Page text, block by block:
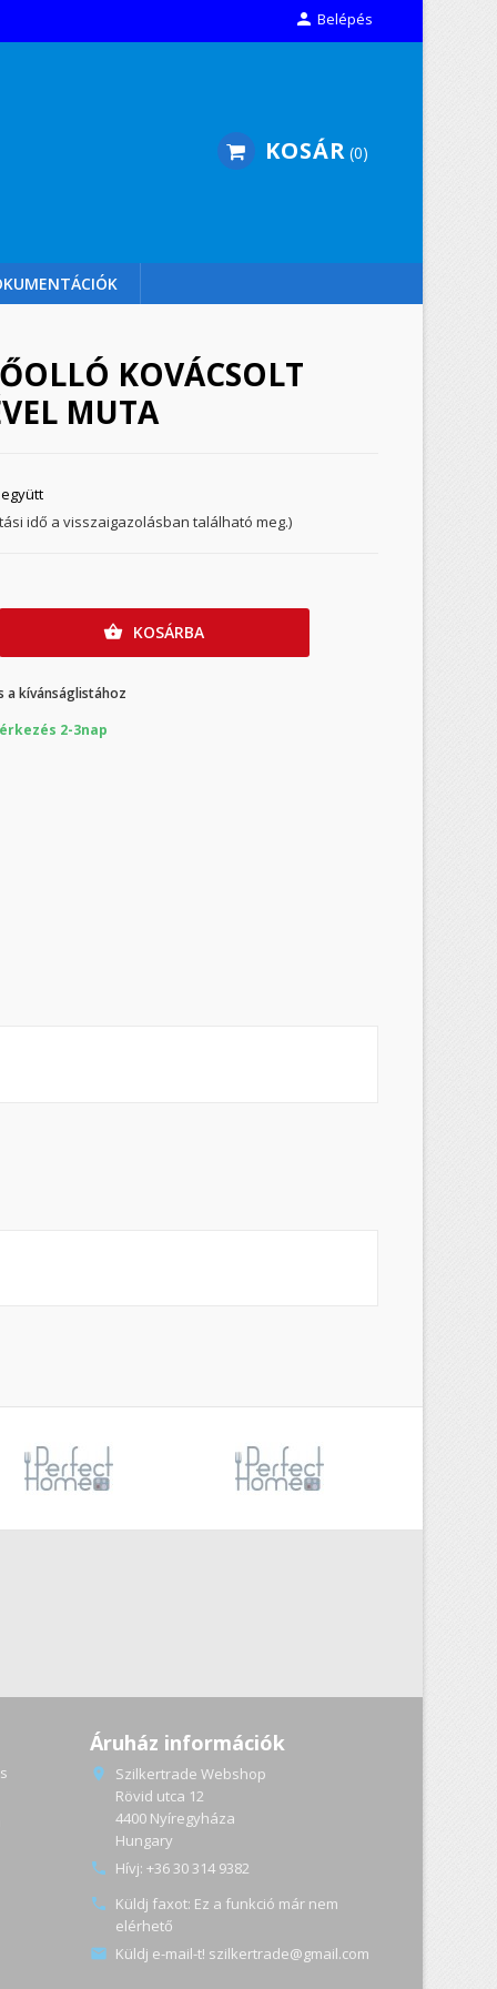
 Belépés
KOSÁR 0
KOVÁCSOLT
MUTA
idő a visszaigazolásban található meg.)
 KOSÁRBA
a kívánságlistához
2-3nap
Áruház információk

Szilkertrade Webshop
Rövid utca 12
4400 Nyíregyháza
Hungary
 Hívj: +36 30 314 9382
 Küldj faxot: Ez a funkció már nem
elérhető
 Küldj e-mail-t! szilkertrade@gmail.com